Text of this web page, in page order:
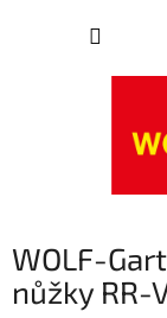
WOLF-
nůžky RR-